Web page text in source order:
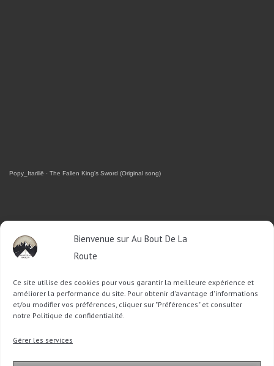
Bienvenue sur Au Bout De La
Route
Ce site utilise des cookies pour vous garantir la meilleure expérience et
améliorer la performance du site. Pour obtenir d'avantage d'informations
et/ou modifier vos préférences, cliquer sur "Préférences" et consulter
notre Politique de confidentialité.
Gérer les services
Popy_Itarillë · The Fallen King's Sword (Original song)
RETROUVEZ-MOI SUR FACEBOOK
OU SUR TWITTER
Follow @Sophie_ABDLRTweet to @Sophie_ABDLR